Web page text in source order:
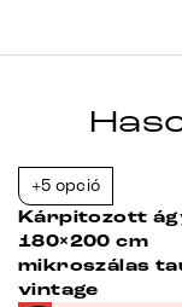
+5 opció
Kárpitozott
180×200 cm
mikroszálas
vintage